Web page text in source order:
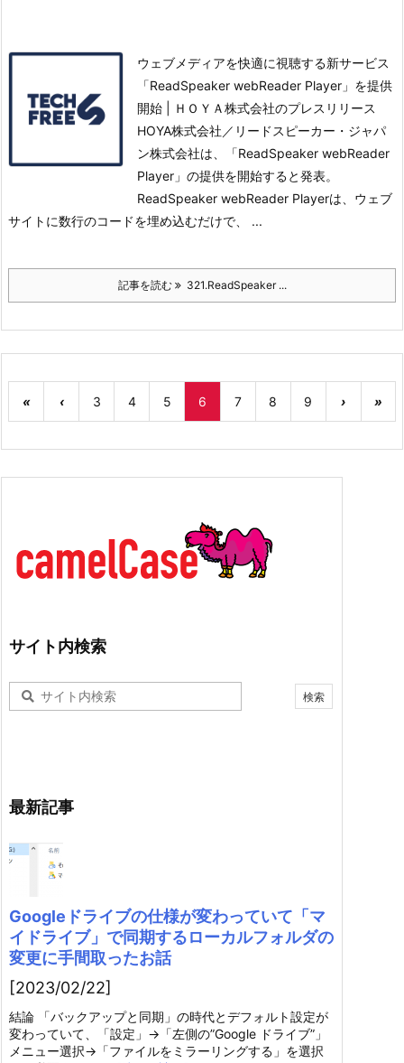
ウェブメディアを快適に視聴する新サービス
「ReadSpeaker webReader Player」を提供
開始 | ＨＯＹＡ株式会社のプレスリリース
HOYA株式会社／リードスピーカー・ジャパ
ン株式会社は、「ReadSpeaker webReader
Player」の提供を開始すると発表。
ReadSpeaker webReader Playerは、ウェブ
サイトに数行のコードを埋め込むだけで、 ...
記事を読む 321.ReadSpeaker ...
« ‹ 3 4 5 6 7 8 9 › »
サイト内検索
最新記事
Googleドライブの仕様が変わっていて「マ
イドライブ」で同期するローカルフォルダの
変更に手間取ったお話
[2023/02/22]
結論 「バックアップと同期」の時代とデフォルト設定が
変わっていて、「設定」→「左側の”Google ドライブ”」
メニュー選択→「ファイルをミラーリングする」を選択